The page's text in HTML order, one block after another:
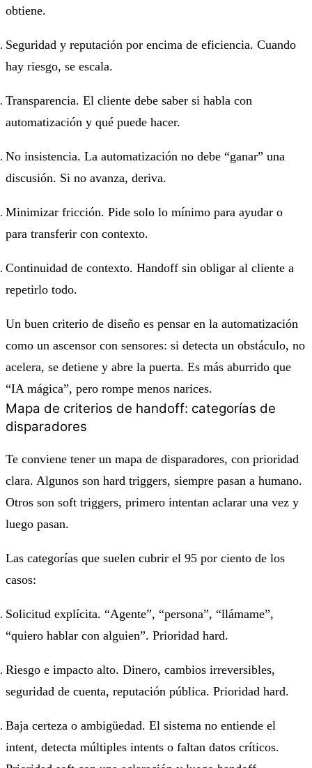
obtiene.
Seguridad y reputación por encima de eficiencia. Cuando
hay riesgo, se escala.
Transparencia. El cliente debe saber si habla con
automatización y qué puede hacer.
No insistencia. La automatización no debe “ganar” una
discusión. Si no avanza, deriva.
Minimizar fricción. Pide solo lo mínimo para ayudar o
para transferir con contexto.
Continuidad de contexto. Handoff sin obligar al cliente a
repetirlo todo.
Un buen criterio de diseño es pensar en la automatización
como un ascensor con sensores: si detecta un obstáculo, no
acelera, se detiene y abre la puerta. Es más aburrido que
“IA mágica”, pero rompe menos narices.
Mapa de criterios de handoff: categorías de
disparadores
Te conviene tener un mapa de disparadores, con prioridad
clara. Algunos son hard triggers, siempre pasan a humano.
Otros son soft triggers, primero intentan aclarar una vez y
luego pasan.
Las categorías que suelen cubrir el 95 por ciento de los
casos:
Solicitud explícita. “Agente”, “persona”, “llámame”,
“quiero hablar con alguien”. Prioridad hard.
Riesgo e impacto alto. Dinero, cambios irreversibles,
seguridad de cuenta, reputación pública. Prioridad hard.
Baja certeza o ambigüedad. El sistema no entiende el
intent, detecta múltiples intents o faltan datos críticos.